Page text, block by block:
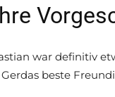
war definitiv
beste